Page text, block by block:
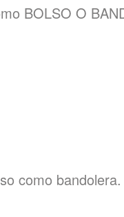
BOLSO O
como bandolera.